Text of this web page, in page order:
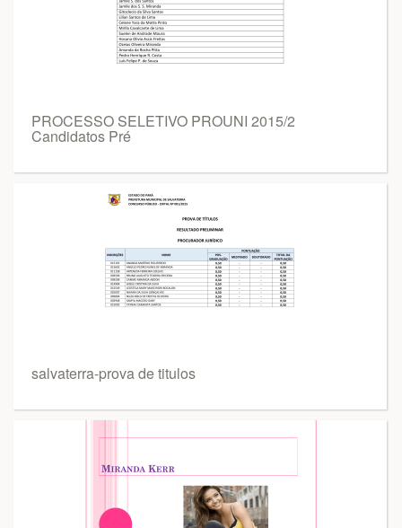
PROCESSO SELETIVO PROUNI 2015/2
Candidatos Pré
salvaterra-prova de titulos